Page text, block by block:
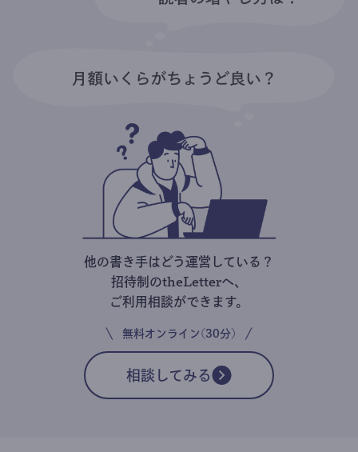
他の書き手はどう運営している？
招待制のtheLetterへ、
ご利用相談ができます。
無料オンライン(30分)
相談してみる